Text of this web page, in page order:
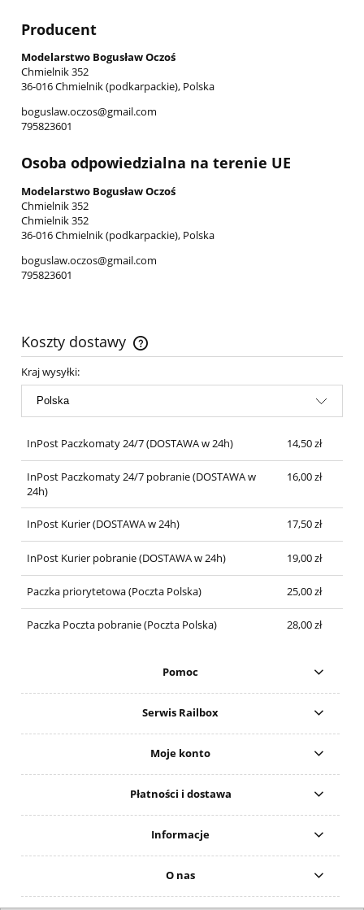
Producent
Modelarstwo Bogusław Oczoś
Chmielnik 352
36-016 Chmielnik (podkarpackie), Polska
boguslaw.oczos@gmail.com
795823601
Osoba odpowiedzialna na terenie UE
Modelarstwo Bogusław Oczoś
Chmielnik 352
Chmielnik 352
36-016 Chmielnik (podkarpackie), Polska
boguslaw.oczos@gmail.com
795823601
Koszty dostawy
Cena nie zawiera ewentualnych kosztów płatności
Kraj wysyłki:
InPost Paczkomaty 24/7(DOSTAWA w 24h) 14,50 zł
InPost Paczkomaty 24/7 pobranie(DOSTAWA w
24h)
16,00 zł
InPost Kurier(DOSTAWA w 24h) 17,50 zł
InPost Kurier pobranie(DOSTAWA w 24h) 19,00 zł
Paczka priorytetowa(Poczta Polska) 25,00 zł
Paczka Poczta pobranie(Poczta Polska) 28,00 zł
Pomoc
Serwis Railbox
Moje konto
Płatności i dostawa
Informacje
O nas